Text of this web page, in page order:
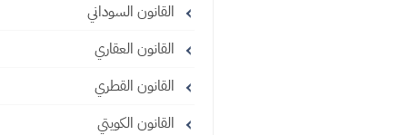
القانون السوداني
القانون العقاري
القانون القطري
القانون الكويتي